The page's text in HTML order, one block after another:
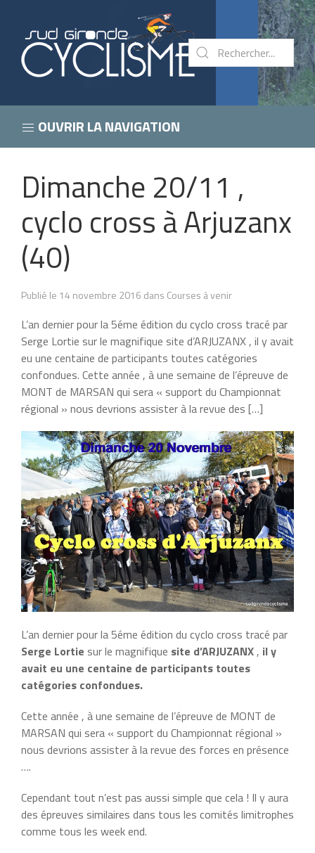
OUVRIR LA NAVIGATION
Dimanche 20/11 ,
cyclo cross à Arjuzanx
(40)
Publié le 14 novembre 2016 dans Courses à venir
L’an dernier pour la 5éme édition du cyclo cross tracé par
Serge Lortie sur le magnifique site d’ARJUZANX , il y avait
eu une centaine de participants toutes catégories
confondues. Cette année , à une semaine de l’épreuve de
MONT de MARSAN qui sera « support du Championnat
régional » nous devrions assister à la revue des […]
L’an dernier pour la 5éme édition du cyclo cross tracé par
Serge Lortie sur le magnifique site d’ARJUZANX, il y
avait eu une centaine de participants toutes
catégories confondues.
Cette année , à une semaine de l’épreuve de MONT de
MARSAN qui sera « support du Championnat régional »
nous devrions assister à la revue des forces en présence
….
Cependant tout n’est pas aussi simple que cela ! Il y aura
des épreuves similaires dans tous les comités limitrophes
comme tous les week end.